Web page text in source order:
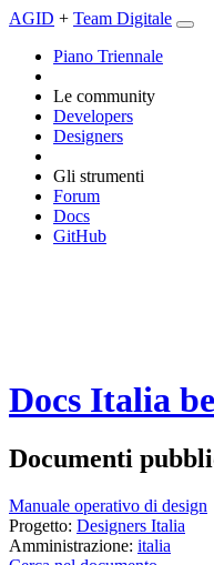
AGID + Team Digitale
Piano Triennale
Le community
Developers
Designers
Gli strumenti
Forum
Docs
GitHub
Docs Italia
Documenti
Manuale operativo di design
Progetto: Designers Italia
Amministrazione: italia